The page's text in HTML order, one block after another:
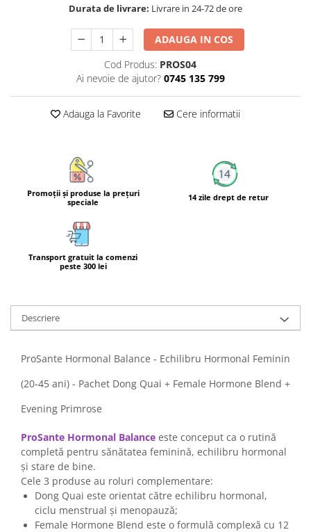
Durata de livrare: Livrare in 24-72 de ore
ADAUGA IN COS
Cod Produs: PROS04
Ai nevoie de ajutor? 0745 135 799
Adauga la Favorite Cere informatii
Promoţii şi produse la preţuri
speciale
14 zile drept de retur
Transport gratuit la comenzi
peste 300 lei
Descriere
ProSante Hormonal Balance - Echilibru Hormonal Feminin
(20-45 ani) - Pachet Dong Quai + Female Hormone Blend +
Evening Primrose
ProSante Hormonal Balance este conceput ca o rutină
completă pentru sănătatea feminină, echilibru hormonal
și stare de bine.
Cele 3 produse au roluri complementare:
Dong Quai este orientat către echilibru hormonal,
ciclu menstrual și menopauză;
Female Hormone Blend este o formulă complexă cu 12